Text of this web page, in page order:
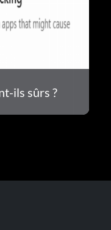
ils sûrs ?